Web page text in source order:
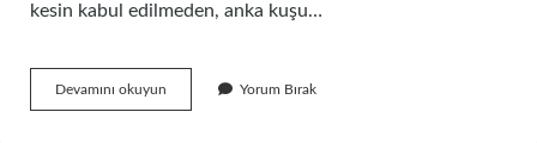
kesin kabul edilmeden, anka kuşu…
Devamını okuyun Günümüzde
Anka
Yorum Bırak